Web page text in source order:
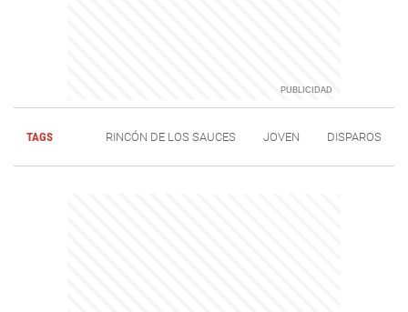
TAGS RINCÓN DE LOS SAUCES JOVEN DISPAROS